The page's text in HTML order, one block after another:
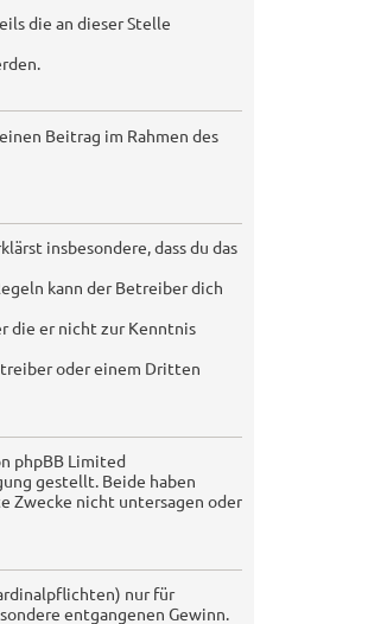
die an dieser Stelle
Beitrag im Rahmen des
insbesondere, dass du das
kann der Betreiber dich
die er nicht zur Kenntnis
oder einem Dritten
phpBB Limited
gestellt. Beide haben
Zwecke nicht untersagen oder
nur für
entgangenen Gewinn.